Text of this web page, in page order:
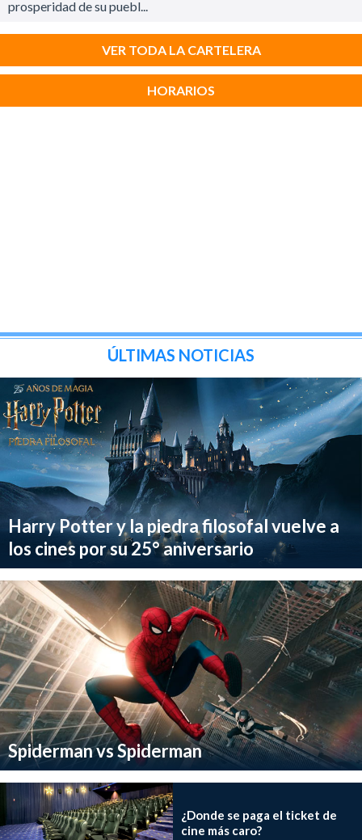
prosperidad de su puebl...
VER TODA LA CARTELERA
HORARIOS
ÚLTIMAS NOTICIAS
Harry Potter y la piedra filosofal vuelve a
los cines por su 25° aniversario
Spiderman vs Spiderman
¿Donde se paga el ticket de
cine más caro?